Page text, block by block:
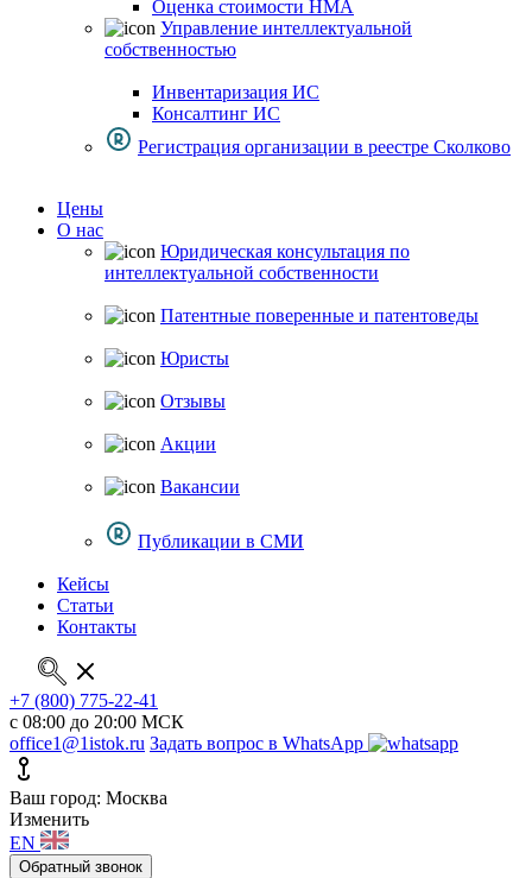
Оценка стоимости НМА
Управление интеллектуальной
собственностью
Инвентаризация ИС
Консалтинг ИС
Регистрация организации в реестре Сколково
Цены
О нас
Юридическая консультация по
интеллектуальной собственности
Патентные поверенные и патентоведы
Юристы
Отзывы
Акции
Вакансии
Публикации в СМИ
Кейсы
Статьи
Контакты
+7 (800) 775-22-41
с 08:00 до 20:00 МСК
office1@1istok.ru Задать вопрос в WhatsApp
Ваш город: Москва
Изменить
EN
Обратный звонок